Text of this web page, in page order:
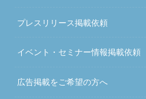
プレスリリース掲載依頼
イベント・セミナー情報掲載依頼
広告掲載をご希望の方へ